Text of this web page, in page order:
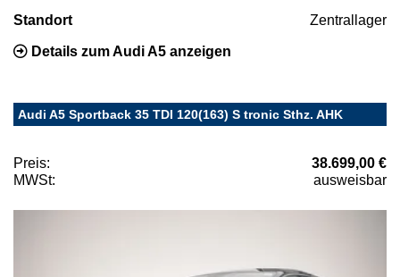
Standort Zentrallager
Details zum Audi A5 anzeigen
Audi A5 Sportback 35 TDI 120(163) S tronic Sthz. AHK
Preis:
38.699,00 €
MWSt:
ausweisbar